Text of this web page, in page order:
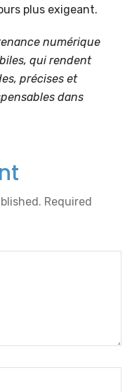
plus exigeant.
numérique
qui rendent
précises et
dans
Required